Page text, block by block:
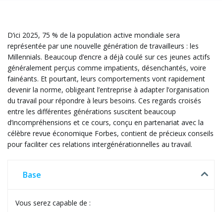
D’ici 2025, 75 % de la population active mondiale sera
représentée par une nouvelle génération de travailleurs : les
Millennials. Beaucoup d’encre a déjà coulé sur ces jeunes actifs
généralement perçus comme impatients, désenchantés, voire
fainéants. Et pourtant, leurs comportements vont rapidement
devenir la norme, obligeant l’entreprise à adapter l’organisation
du travail pour répondre à leurs besoins. Ces regards croisés
entre les différentes générations suscitent beaucoup
d’incompréhensions et ce cours, conçu en partenariat avec la
célèbre revue économique Forbes, contient de précieux conseils
pour faciliter ces relations intergénérationnelles au travail.
Base
Vous serez capable de :